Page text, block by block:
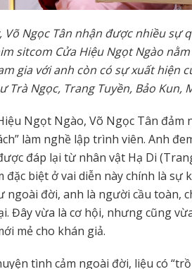
Võ Ngọc Tân nhận được nhiều sự
sitcom Cửa Hiệu Ngọt Ngào
gia với anh còn có sự xuất hiện
Trà Ngọc, Trang Tuyền, Bảo Kun,
Ngọt Ngào, Võ Ngọc Tân đảm
làm nghề lập trình viên. Anh
đáp lại từ nhân vật Hạ Di
đặc biệt ở vai diễn này chính là sự
ngoài đời, anh là người cầu toàn,
Đây vừa là cơ hội, nhưng cũng
mẻ cho khán giả.
tình cảm ngoài đời, liệu có